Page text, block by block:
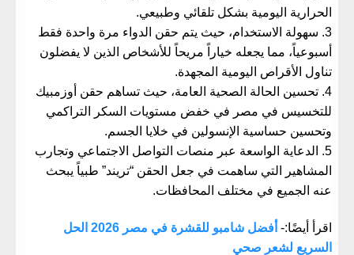
الحرارية اليومية بشكل تلقائي وطبيعي.
​سهولة الاستخدام، حيث يتم حقن الدواء مرة واحدة فقط
أسبوعياً، مما يجعله خياراً مريحاً للأشخاص الذين لا يفضلون
تناول الأقراص اليومية المجهدة.
​تحسين الحالة الصحية العامة، حيث تساهم حقن أوزمبيك
للتخسيس في مصر في خفض مستويات السكر التراكمي
وتحسين حساسية الإنسولين في خلايا الجسم.
​الدعاية الواسعة عبر منصات التواصل الاجتماعي وتجارب
المشاهير التي ساهمت في جعل الحقن “تريند” طبياً يبحث
عنه الجميع في مختلف المحافظات.
اقرأ أيضًا:-
أفضل شامبو للقشرة في مصر 2026 الحل
السريع لشعر صحي